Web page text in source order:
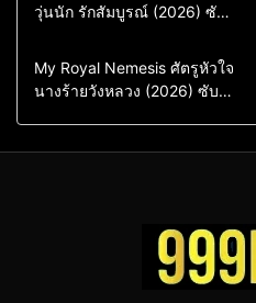
ซีรี่ย์เกาหลี
ซีรี่ย์เกาหลีพากย์ไทย
วุ่นนัก รักสัมบูรณ์ (2026) ซับ
Comedy
Drama
Sci-Fi & Fantasy
My Royal Nemesis ศัตรูหัวใจ
นางร้ายวังหลวง (2026) ซับ